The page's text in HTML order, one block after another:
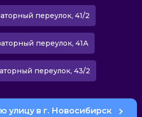
переулок, 41/2
переулок, 41А
переулок, 43/2
улицу в г. Новосибирск